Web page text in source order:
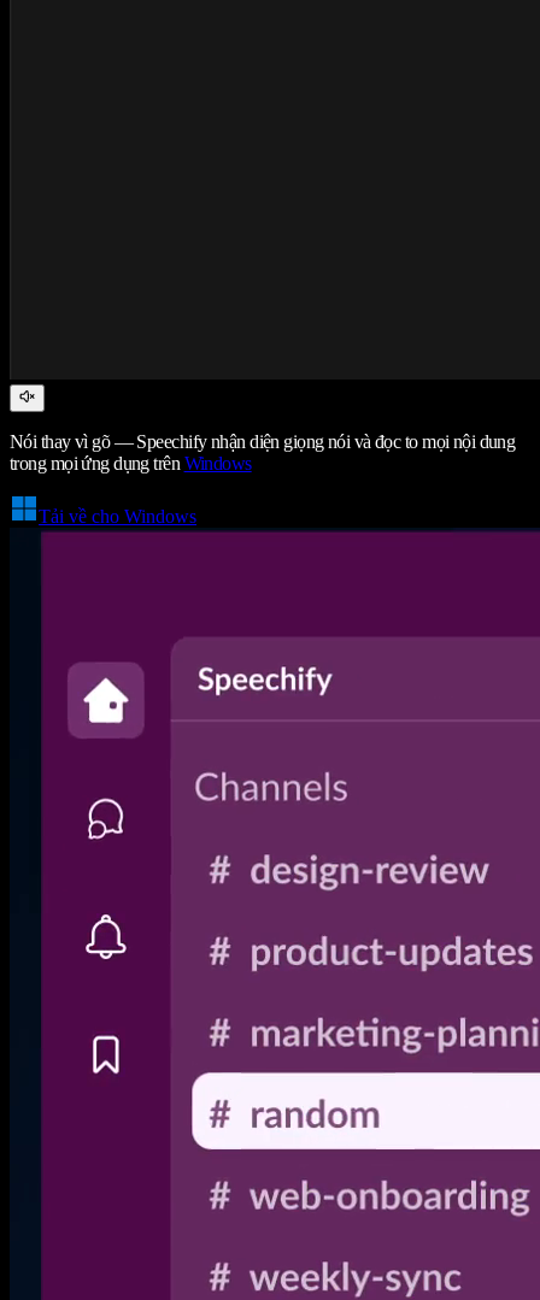
Nói thay vì gõ — Speechify nhận diện giọng nói và đọc to mọi nội dung
trong mọi ứng dụng trên Windows
Tải về cho Windows